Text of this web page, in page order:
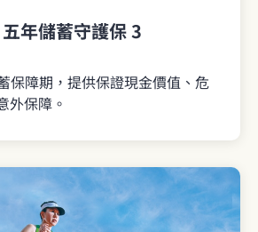
年儲蓄守護保 3
保障期，提供保證現金價值、危
外保障。